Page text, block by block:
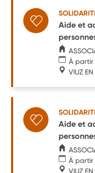
Aide et
À partir
VIUZ
Aide et
À partir
VIUZ